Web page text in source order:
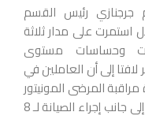
رئيس القسم
على مدار ثلاثة
وحساسات مستوى
لـ 8 أجهزة تخدير لافتا إلى أن العاملين في
من أجهزة مراقبة المرضى المونيتور
وتوزيعها على مختلف أقسام المشفى إلى جانب إجراء الصيانة لـ 8